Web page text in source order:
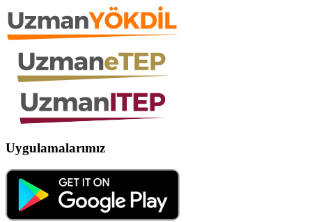
Uygulamalarımız